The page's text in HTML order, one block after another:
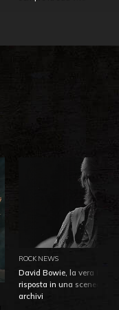
ROCK NEWS
David Bowie, la vera
risposta in una
archivi